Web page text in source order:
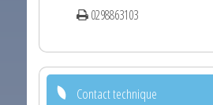
0298863103
Contact technique